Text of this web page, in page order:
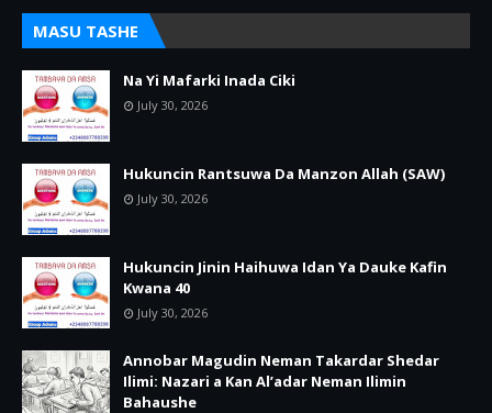
MASU TASHE
Na Yi Mafarki Inada Ciki
July 30, 2026
Hukuncin Rantsuwa Da Manzon Allah (SAW)
July 30, 2026
Hukuncin Jinin Haihuwa Idan Ya Dauke Kafin
Kwana 40
July 30, 2026
Annobar Magudin Neman Takardar Shedar
Ilimi: Nazari a Kan Al’adar Neman Ilimin
Bahaushe